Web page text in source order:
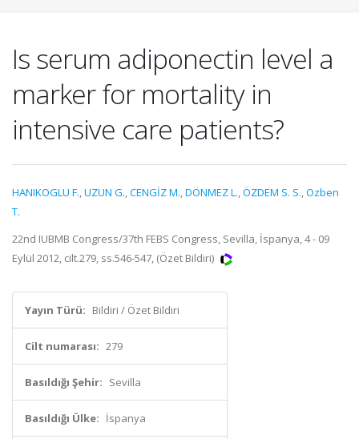
Is serum adiponectin level a
marker for mortality in
intensive care patients?
HANIKOGLU F.,UZUN G.,CENGİZ M.,DÖNMEZ L.,ÖZDEM S. S.,Ozben
T.
22nd IUBMB Congress/37th FEBS Congress, Sevilla, İspanya, 4 - 09
Eylül 2012, cilt.279, ss.546-547, (Özet Bildiri)
Yayın Türü: Bildiri / Özet Bildiri
Cilt numarası: 279
Basıldığı Şehir: Sevilla
Basıldığı Ülke: İspanya